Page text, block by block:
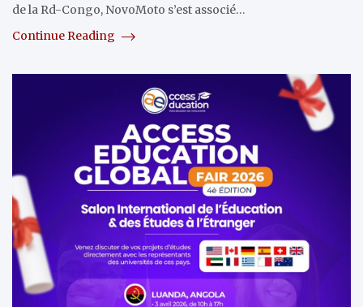
de la Rd-Congo, NovoMoto s’est associé…
Continue Reading